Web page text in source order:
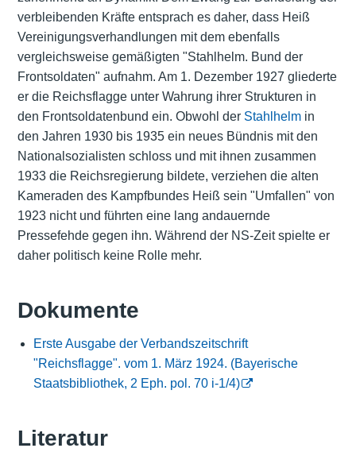
verbleibenden Kräfte entsprach es daher, dass Heiß
Vereinigungsverhandlungen mit dem ebenfalls
vergleichsweise gemäßigten "Stahlhelm. Bund der
Frontsoldaten" aufnahm. Am 1. Dezember 1927 gliederte
er die Reichsflagge unter Wahrung ihrer Strukturen in
den Frontsoldatenbund ein. Obwohl der Stahlhelmin
den Jahren 1930 bis 1935 ein neues Bündnis mit den
Nationalsozialisten schloss und mit ihnen zusammen
1933 die Reichsregierung bildete, verziehen die alten
Kameraden des Kampfbundes Heiß sein "Umfallen" von
1923 nicht und führten eine lang andauernde
Pressefehde gegen ihn. Während der NS-Zeit spielte er
daher politisch keine Rolle mehr.
Dokumente
Erste Ausgabe der Verbandszeitschrift
"Reichsflagge". vom 1. März 1924. (Bayerische
Staatsbibliothek, 2 Eph. pol. 70 i-1/4)
Literatur